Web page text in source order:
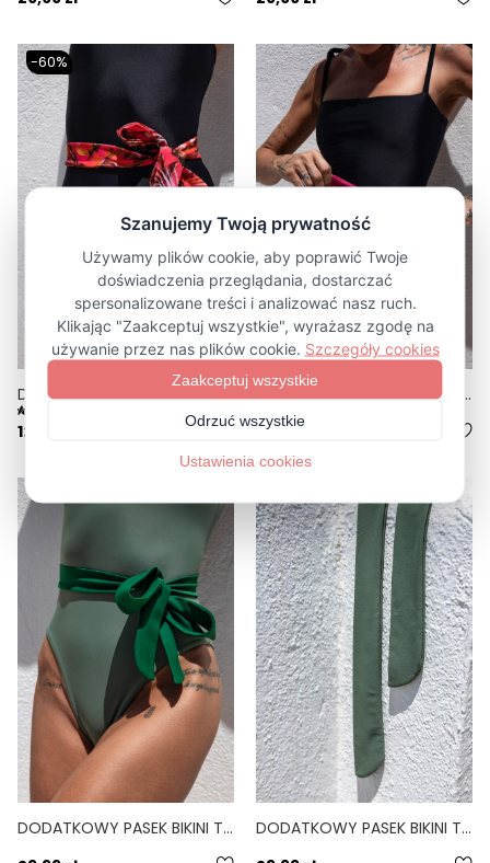
-60%
DODATKOWY PASEK BIKINI TIE DO PERSONALIZACJI PRINT FLORA
12,00 zł
DODATKOWY PASEK BIKINI TIE DO PERSONALIZACJI RÓŻOWY ROSA
29,99 zł
DODATKOWY PASEK BIKINI TIE DO PERSONALIZACJI ZIELONY JUNGLE
DODATKOWY PASEK BIKINI TIE DO PERSONALIZACJI ZIELONY SAGE